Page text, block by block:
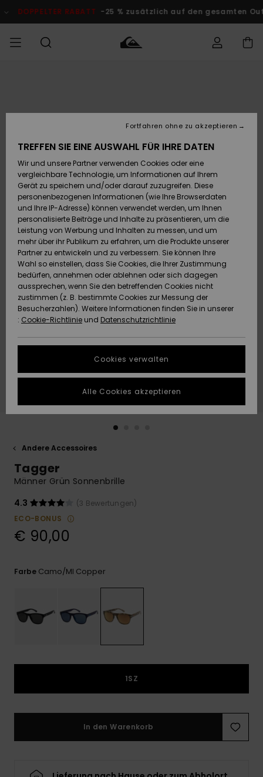
ProduktinformationRABATT -25 % zusätzlich auf den gesamten Outlet-
Accessoires
Schuhe&
Flip-Flops
Surf
Snow
Brandneu
Highlights
JUNGEN
Accessoires
Schuhe&
Flip-Flops
Surf
Snow
Brandneu
Highlights
FRAUEN
Brandneu
Highlights
Snow
SURF
Kinder
Highlights
Community
SNOW
Kinder
Snow Shop
Damen
Highlights
Community
DOPPELTER
RABATT
KINDER
Outlet
Frauen
HILFE & KONTAKT
Versand
Retouren
Bezahlung
Geschenkkarte
Quiksilver
Freedom
Datenschutz
Starten Sie eine
Unterhaltung,
schnellste
Antwort auf Ihre
Frage zu
erhalten.
Finden Sie
die häufigsten
Fragen sowie
NACHHALTIGKEIT
WUNSCHLISTE
Andere Accessoires
Tagger
Männer Grün Sonnenbrille
4.3
(3 Bewertungen)
ECO-BONUS
€ 90,00
Farbe Camo/ml Copper
1SZ
In den Warenkorb
TREFFEN SIE EINE AUSWAHL FÜR IHRE DATEN
Wir und unsere Partner verwenden Cookies oder eine
vergleichbare Technologie, um Informationen auf Ihrem
Gerät zu speichern und/oder darauf zuzugreifen. Diese
personenbezogenen Informationen (wie Ihre Browserdaten
und Ihre IP-Adresse) können verwendet werden, um Ihnen
personalisierte Beiträge und Inhalte zu präsentieren, um die
Leistung von Werbung und Inhalten zu messen, und um
mehr über ihr Publikum zu erfahren, um die Produkte unserer
Partner zu entwickeln und zu verbessern. Sie können Ihre
Wahl so einstellen, dass Sie Cookies, die Ihrer Zustimmung
bedürfen, annehmen oder ablehnen oder sich dagegen
aussprechen, wenn Sie den betreffenden Cookies nicht
zustimmen (z. B. bestimmte Cookies zur Messung der
Besucherzahlen). Weitere Informationen finden Sie in unserer
: Cookie-Richtlinie und Datenschutzrichtlinie
Cookies verwalten
Fortfahren ohne zu akzeptieren
Alle Cookies akzeptieren